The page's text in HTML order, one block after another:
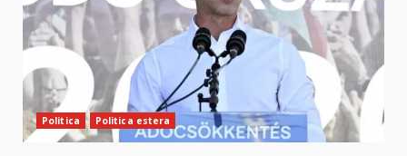
Politica Politica estera